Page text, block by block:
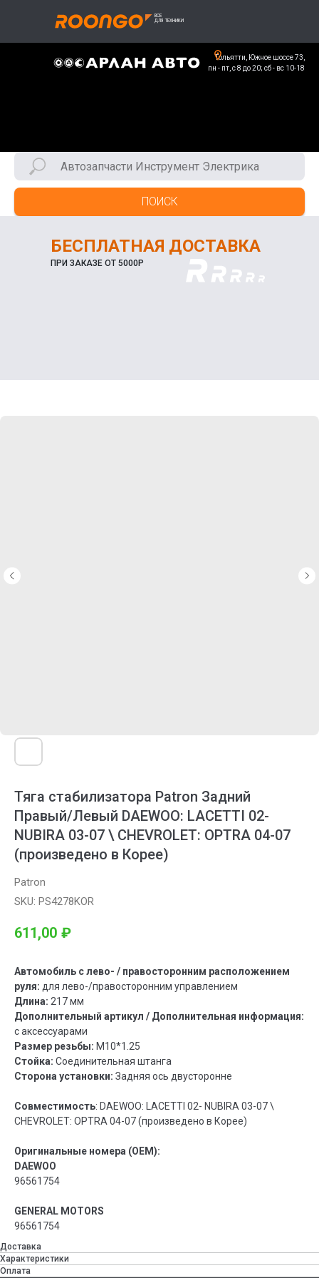
Тольятти, Южное шоссе 73,
пн - пт, с 8 до 20; сб - вс 10-18
ПОИСК
БЕСПЛАТНАЯ ДОСТАВКА
ПРИ ЗАКАЗЕ ОТ 5000Р
Тяга стабилизатора Patron Задний
Правый/Левый DAEWOO: LACETTI 02-
NUBIRA 03-07 \ CHEVROLET: OPTRA 04-07
(произведено в Корее)
Patron
SKU: PS4278KOR
611,00 ₽
Автомобиль с лево- / правосторонним расположением
руля: для лево-/правосторонним управлением
Длина: 217 мм
Дополнительный артикул / Дополнительная информация:
с аксессуарами
Размер резьбы: M10*1.25
Стойка: Соединительная штанга
Сторона установки: Задняя ось двусторонне
Совместимость: DAEWOO: LACETTI 02- NUBIRA 03-07 \
CHEVROLET: OPTRA 04-07 (произведено в Корее)
Оригинальные номера (OEM):
DAEWOO
96561754
GENERAL MOTORS
96561754
Доставка
Характеристики
Оплата